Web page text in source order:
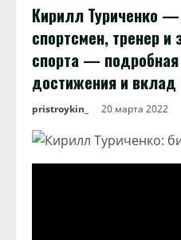
Кирилл Туриченко
спортсмен, тренер
спорта —
достижения и вклад
pristroykin_ 20 марта 2022